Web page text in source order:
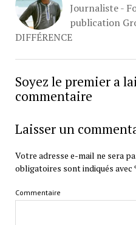
Journaliste -
publication
DIFFÉRENCE
Soyez le premier a
commentaire
Laisser un
Votre adresse e-mail ne sera
obligatoires sont indiqués avec
Commentaire